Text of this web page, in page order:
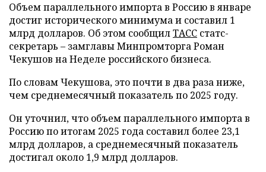
Объем параллельного импорта в Россию в январе
достиг исторического минимума и составил 1
млрд долларов. Об этом сообщилТАСС статс-
секретарь – замглавы Минпромторга Роман
Чекушов на Неделе российского бизнеса.
По словам Чекушова, это почти в два раза ниже,
чем среднемесячный показатель по 2025 году.
Он уточнил, что объем параллельного импорта в
Россию по итогам 2025 года составил более 23,1
млрд долларов, а среднемесячный показатель
достигал около 1,9 млрд долларов.